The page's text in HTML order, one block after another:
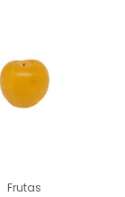
Frutas